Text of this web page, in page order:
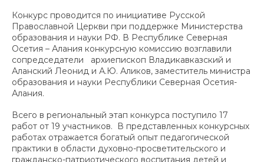
Конкурс проводится по инициативе Русской
Православной Церкви при поддержке Министерства
образования и науки РФ. В Республике Северная
Осетия – Алания конкурсную комиссию возглавили
сопредседатели архиепископ Владикавказский и
Аланский Леонид и А.Ю. Аликов, заместитель министра
образования и науки Республики Северная Осетия-
Алания.
Всего в региональный этап конкурса поступило 17
работ от 19 участников. В представленных конкурсных
работах отражается богатый опыт педагогической
практики в области духовно-просветительского и
гражданско-патриотического воспитания детей и